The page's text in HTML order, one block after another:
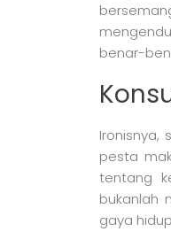
benar-
Ironisnya,
pesta
tentang
bukanlah
gaya